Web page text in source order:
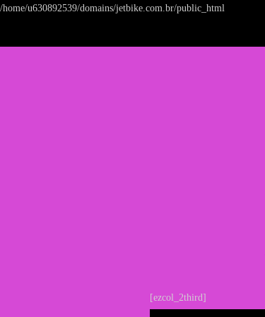
/home/u630892539/domains/jetbike.com.br/public_html
[ezcol_2third]